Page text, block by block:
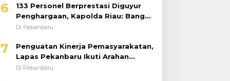
6
133 Personel Berprestasi Diguyur
Penghargaan, Kapolda Riau: Bangun
Kepercayaan Publik dengan Karya
Di Pekanbaru
7
Penguatan Kinerja Pemasyarakatan,
Lapas Pekanbaru Ikuti Arahan
Dirjenpas Secara Virtual
Di Pekanbaru